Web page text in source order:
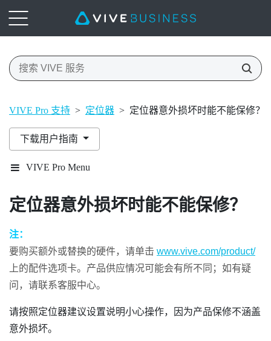
VIVE Pro 支持 > 定位器 > 定位器意外损坏时能不能保修？
下载用户指南
VIVE Pro Menu
定位器意外损坏时能不能保修？
注：
要购买额外或替换的硬件，请单击 www.vive.com/product/
上的配件选项卡。产品供应情况可能会有所不同；如有疑
问，请联系客服中心。
请按照定位器建议设置说明小心操作，因为产品保修不涵盖
意外损坏。